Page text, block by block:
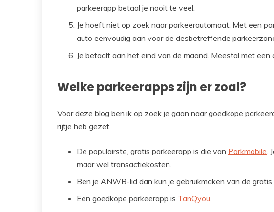
parkeerapp betaal je nooit te veel.
Je hoeft niet op zoek naar parkeerautomaat. Met een
auto eenvoudig aan voor de desbetreffende
Je betaalt aan het eind van de maand. Meestal met een
Welke parkeerapps zijn er zoal?
Voor deze blog ben ik op zoek je gaan naar goedkope
rijtje heb gezet.
De populairste, gratis parkeerapp is die van Parkmobile
maar wel transactiekosten.
Ben je ANWB-lid dan kun je gebruikmaken van de gratis
Een goedkope parkeerapp is TanQyou